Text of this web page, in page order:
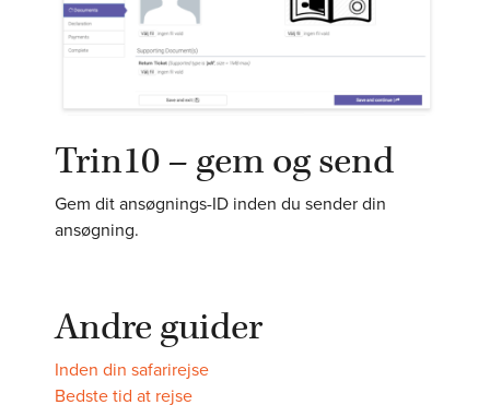
Trin10 – gem og send
Gem dit ansøgnings-ID inden du sender din
ansøgning.
Andre guider
Inden din safarirejse
Bedste tid at rejse